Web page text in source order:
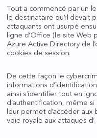
Tout a commencé par un
le destinataire qu’il devait
attaquants ont usurpé
ligne d’Office (le site Web
Azure Active Directory de
cookies de session.
De cette façon le
informations
ainsi s’identifier tout en
d’authentification, même
leur permet d’accéder
voie royale aux attaques